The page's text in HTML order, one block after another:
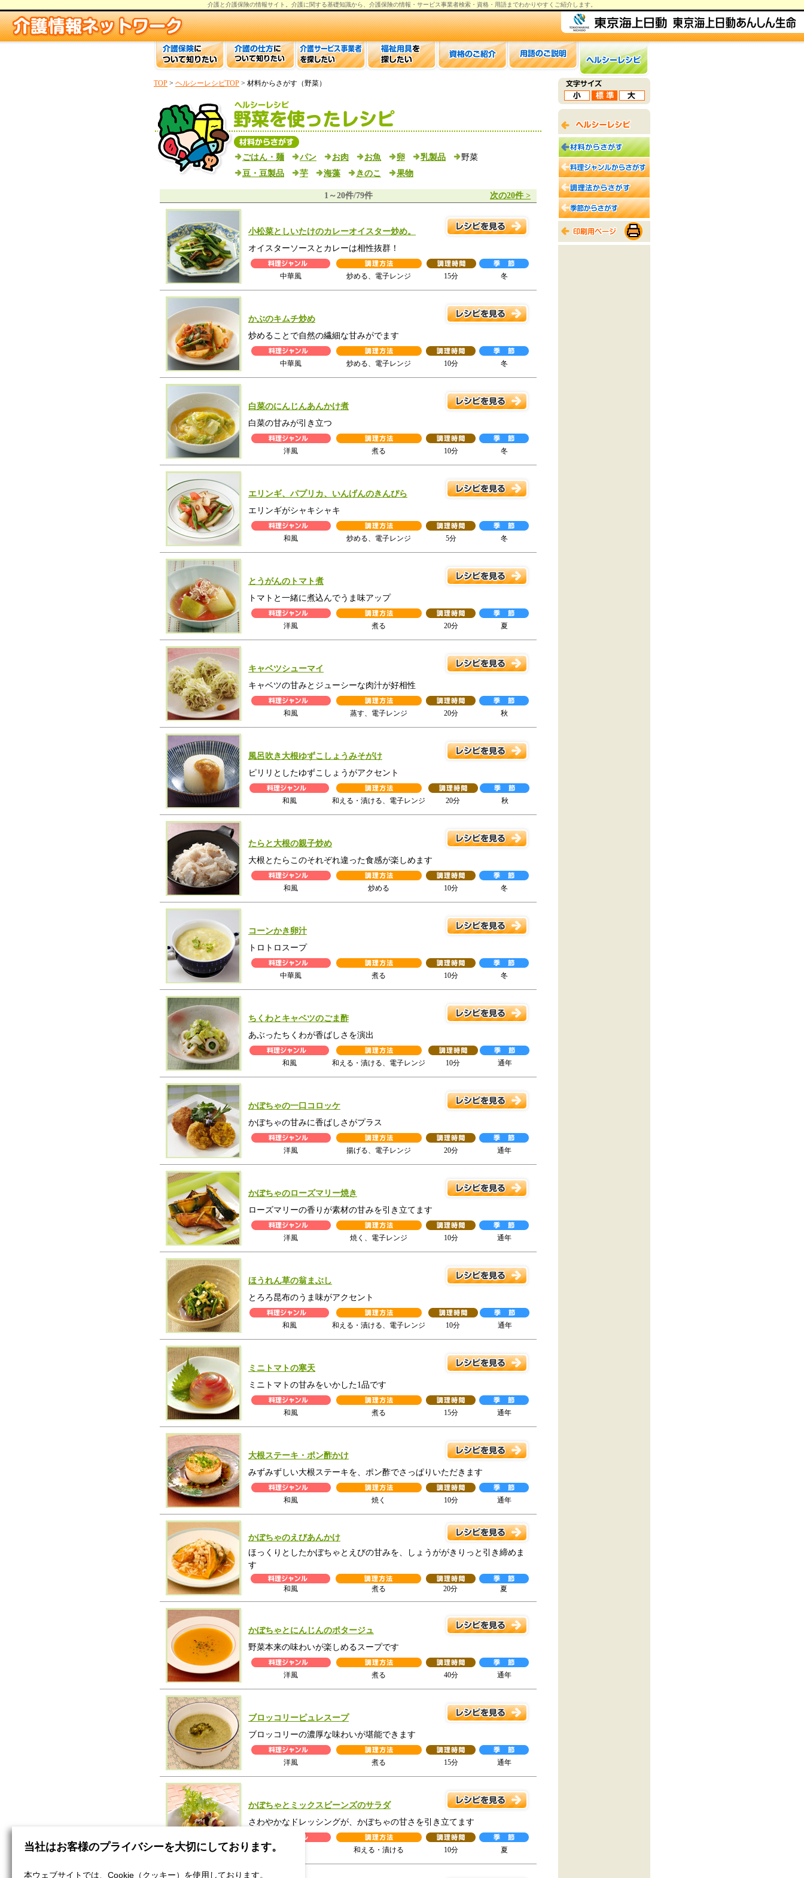
介護と介護保険の情報サイト。 介護に関する基礎知識から、 介護保険の情報 ・サービス事業者検索・資格・用語までわかりやすくご紹介します。
TOP > ヘルシーレシピTOP > 材料からさがす（野菜）
ごはん・麺 パン お肉 お魚 卵 乳製品
野菜
豆・豆製品
芋 海藻 きのこ 果物
1～20件/79件 次の20件 >
小松菜としいたけのカレーオイスター炒め。
オイスターソースとカレーは相性抜群！
中華風 炒める、電子レンジ 15分 冬
かぶのキムチ炒め
炒めることで自然の繊細な甘みがでます
中華風 炒める、電子レンジ 10分 冬
白菜のにんじんあんかけ煮
白菜の甘みが引き立つ
洋風 煮る 10分 冬
エリンギ、パプリカ、いんげんのきんぴら
エリンギがシャキシャキ
和風 炒める、電子レンジ 5分 冬
とうがんのトマト煮
トマトと一緒に煮込んでうま味アップ
洋風 煮る 20分 夏
キャベツシューマイ
キャベツの甘みとジューシーな肉汁が好相性
和風 蒸す、電子レンジ 20分 秋
風呂吹き大根ゆずこしょうみそがけ
ピリリとしたゆずこしょうがアクセント
和風 和える・漬ける、電子レンジ 20分 秋
たらと大根の親子炒め
大根とたらこのそれぞれ違った食感が楽しめます
和風 炒める 10分 冬
コーンかき卵汁
トロトロスープ
中華風 煮る 10分 冬
ちくわとキャベツのごま酢
あぶったちくわが香ばしさを演出
和風 和える・漬ける、電子レンジ 10分 通年
かぼちゃの一口コロッケ
かぼちゃの甘みに香ばしさがプラス
洋風 揚げる、電子レンジ 20分 通年
かぼちゃのローズマリー焼き
ローズマリーの香りが素材の甘みを引き立てます
洋風 焼く、電子レンジ 10分 通年
ほうれん草の翁まぶし
とろろ昆布のうま味がアクセント
和風 和える・漬ける、電子レンジ 10分 通年
ミニトマトの寒天
ミニトマトの甘みをいかした1品です
和風 煮る 15分 通年
大根ステーキ・ポン酢かけ
みずみずしい大根ステーキを、ポン酢でさっぱりいただきます
和風 焼く 10分 通年
かぼちゃのえびあんかけ
ほっくりとしたかぼちゃとえびの甘みを、しょうががきりっと引き締めま
す
和風 煮る 20分 夏
かぼちゃとにんじんのポタージュ
野菜本来の味わいが楽しめるスープです
洋風 煮る 40分 通年
ブロッコリーピュレスープ
ブロッコリーの濃厚な味わいが堪能できます
洋風 煮る 15分 通年
かぼちゃとミックスビーンズのサラダ
さわやかなドレッシングが、かぼちゃの甘さを引き立てます
和える・漬ける 10分 夏
当社はお客様のプライバシーを大切にしております。
本ウェブサイトでは、Cookie（クッキー）を使用しております。